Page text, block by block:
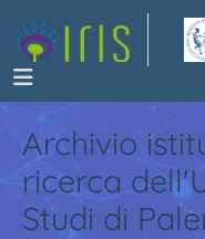
Archivio
ricerca
Studi di